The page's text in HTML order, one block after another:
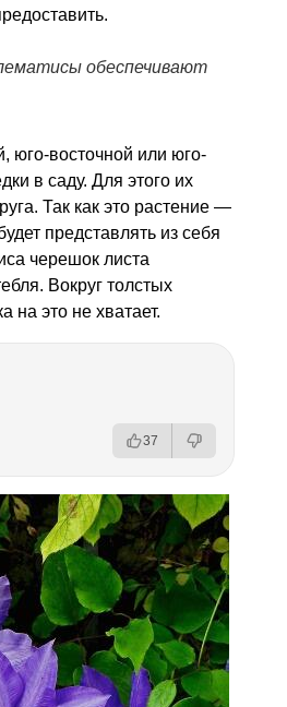
обеспечивают
юго-восточной или юго-
в саду. Для этого их
Так как это растение —
представлять из себя
черешок листа
Вокруг толстых
на это не хватает.
37